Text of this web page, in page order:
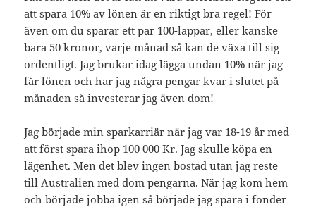
att spara 10% av lönen är en riktigt bra regel! För
även om du sparar ett par 100-lappar, eller kanske
bara 50 kronor, varje månad så kan de växa till sig
ordentligt. Jag brukar idag lägga undan 10% när jag
får lönen och har jag några pengar kvar i slutet på
månaden så investerar jag även dom!
Jag började min sparkarriär när jag var 18-19 år med
att först spara ihop 100 000 Kr. Jag skulle köpa en
lägenhet. Men det blev ingen bostad utan jag reste
till Australien med dom pengarna. När jag kom hem
och började jobba igen så började jag spara i fonder